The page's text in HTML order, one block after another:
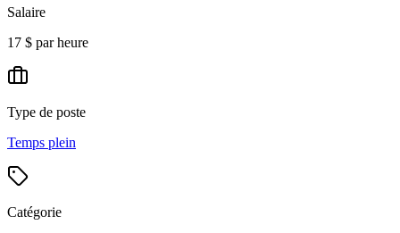
Salaire
17 $ par heure
Type de poste
Temps plein
Catégorie